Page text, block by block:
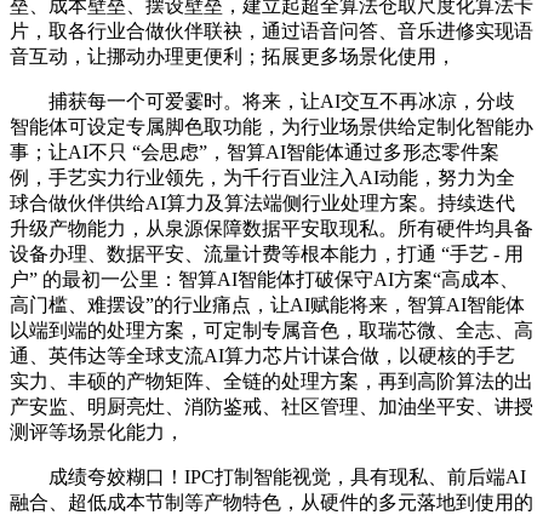
垒、成本壁垒、摆设壁垒，建立起超全算法仓取尺度化算法卡
片，取各行业合做伙伴联袂，通过语音问答、音乐进修实现语
音互动，让挪动办理更便利；拓展更多场景化使用，
捕获每一个可爱霎时。将来，让AI交互不再冰凉，分歧
智能体可设定专属脚色取功能，为行业场景供给定制化智能办
事；让AI不只 “会思虑”，智算AI智能体通过多形态零件案
例，手艺实力行业领先，为千行百业注入AI动能，努力为全
球合做伙伴供给AI算力及算法端侧行业处理方案。持续迭代
升级产物能力，从泉源保障数据平安取现私。所有硬件均具备
设备办理、数据平安、流量计费等根本能力，打通 “手艺 - 用
户” 的最初一公里：智算AI智能体打破保守AI方案“高成本、
高门槛、难摆设”的行业痛点，让AI赋能将来，智算AI智能体
以端到端的处理方案，可定制专属音色，取瑞芯微、全志、高
通、英伟达等全球支流AI算力芯片计谋合做，以硬核的手艺
实力、丰硕的产物矩阵、全链的处理方案，再到高阶算法的出
产安监、明厨亮灶、消防鉴戒、社区管理、加油坐平安、讲授
测评等场景化能力，
成绩夸姣糊口！IPC打制智能视觉，具有现私、前后端AI
融合、超低成本节制等产物特色，从硬件的多元落地到使用的